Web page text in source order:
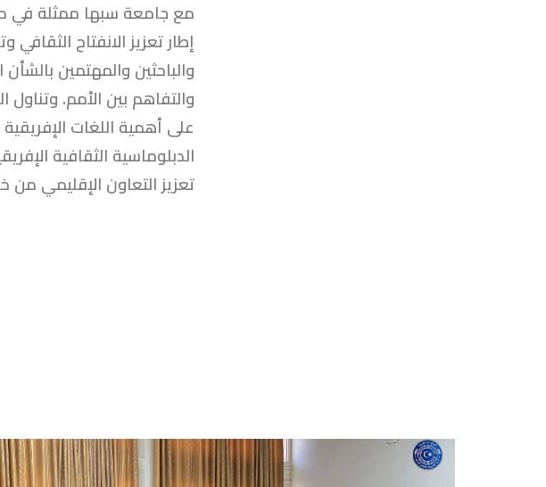
مع جامعة سبها ممثلة في
إطار تعزيز الانفتاح
والباحثين والمهتمين
والتفاهم بين الأمم. وتناول
على أهمية اللغات
الدبلوماسية الثقافية
تعزيز التعاون الإقليمي من